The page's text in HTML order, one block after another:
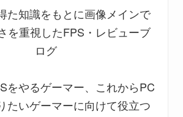
た知識をもとに画像メインで
を重視したFPS・レビューブ
ログ
をやるゲーマー、これからPC
たいゲーマーに向けて役立つ